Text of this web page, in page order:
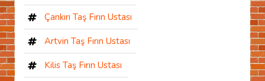
Çankırı Taş Fırın Ustası
Artvin Taş Fırın Ustası
Kilis Taş Fırın Ustası